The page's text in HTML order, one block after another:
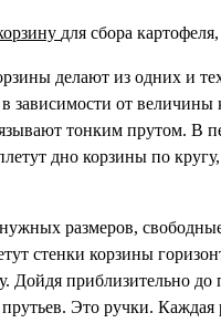
для сбора
делают из одних и
от величины
тонким прутом. В
дно корзины по
размеров,
стенки корзины
Дойдя приблизительно
Это ручки.